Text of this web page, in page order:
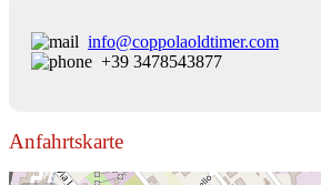
info@coppolaoldtimer.com
+39 3478543877
Anfahrtskarte